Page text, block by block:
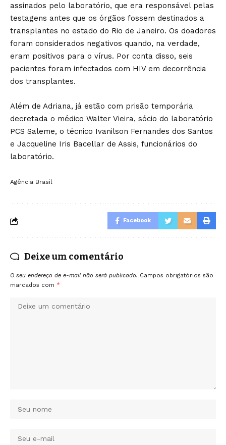
assinados pelo laboratório, que era responsável pelas
testagens antes que os órgãos fossem destinados a
transplantes no estado do Rio de Janeiro. Os doadores
foram considerados negativos quando, na verdade,
eram positivos para o vírus. Por conta disso, seis
pacientes foram infectados com HIV em decorrência
dos transplantes.
Além de Adriana, já estão com prisão temporária
decretada o médico Walter Vieira, sócio do laboratório
PCS Saleme, o técnico Ivanilson Fernandes dos Santos
e Jacqueline Iris Bacellar de Assis, funcionários do
laboratório.
Agência Brasil
Facebook
Deixe um comentário
O seu endereço de e-mail não será publicado. Campos obrigatórios são
marcados com *